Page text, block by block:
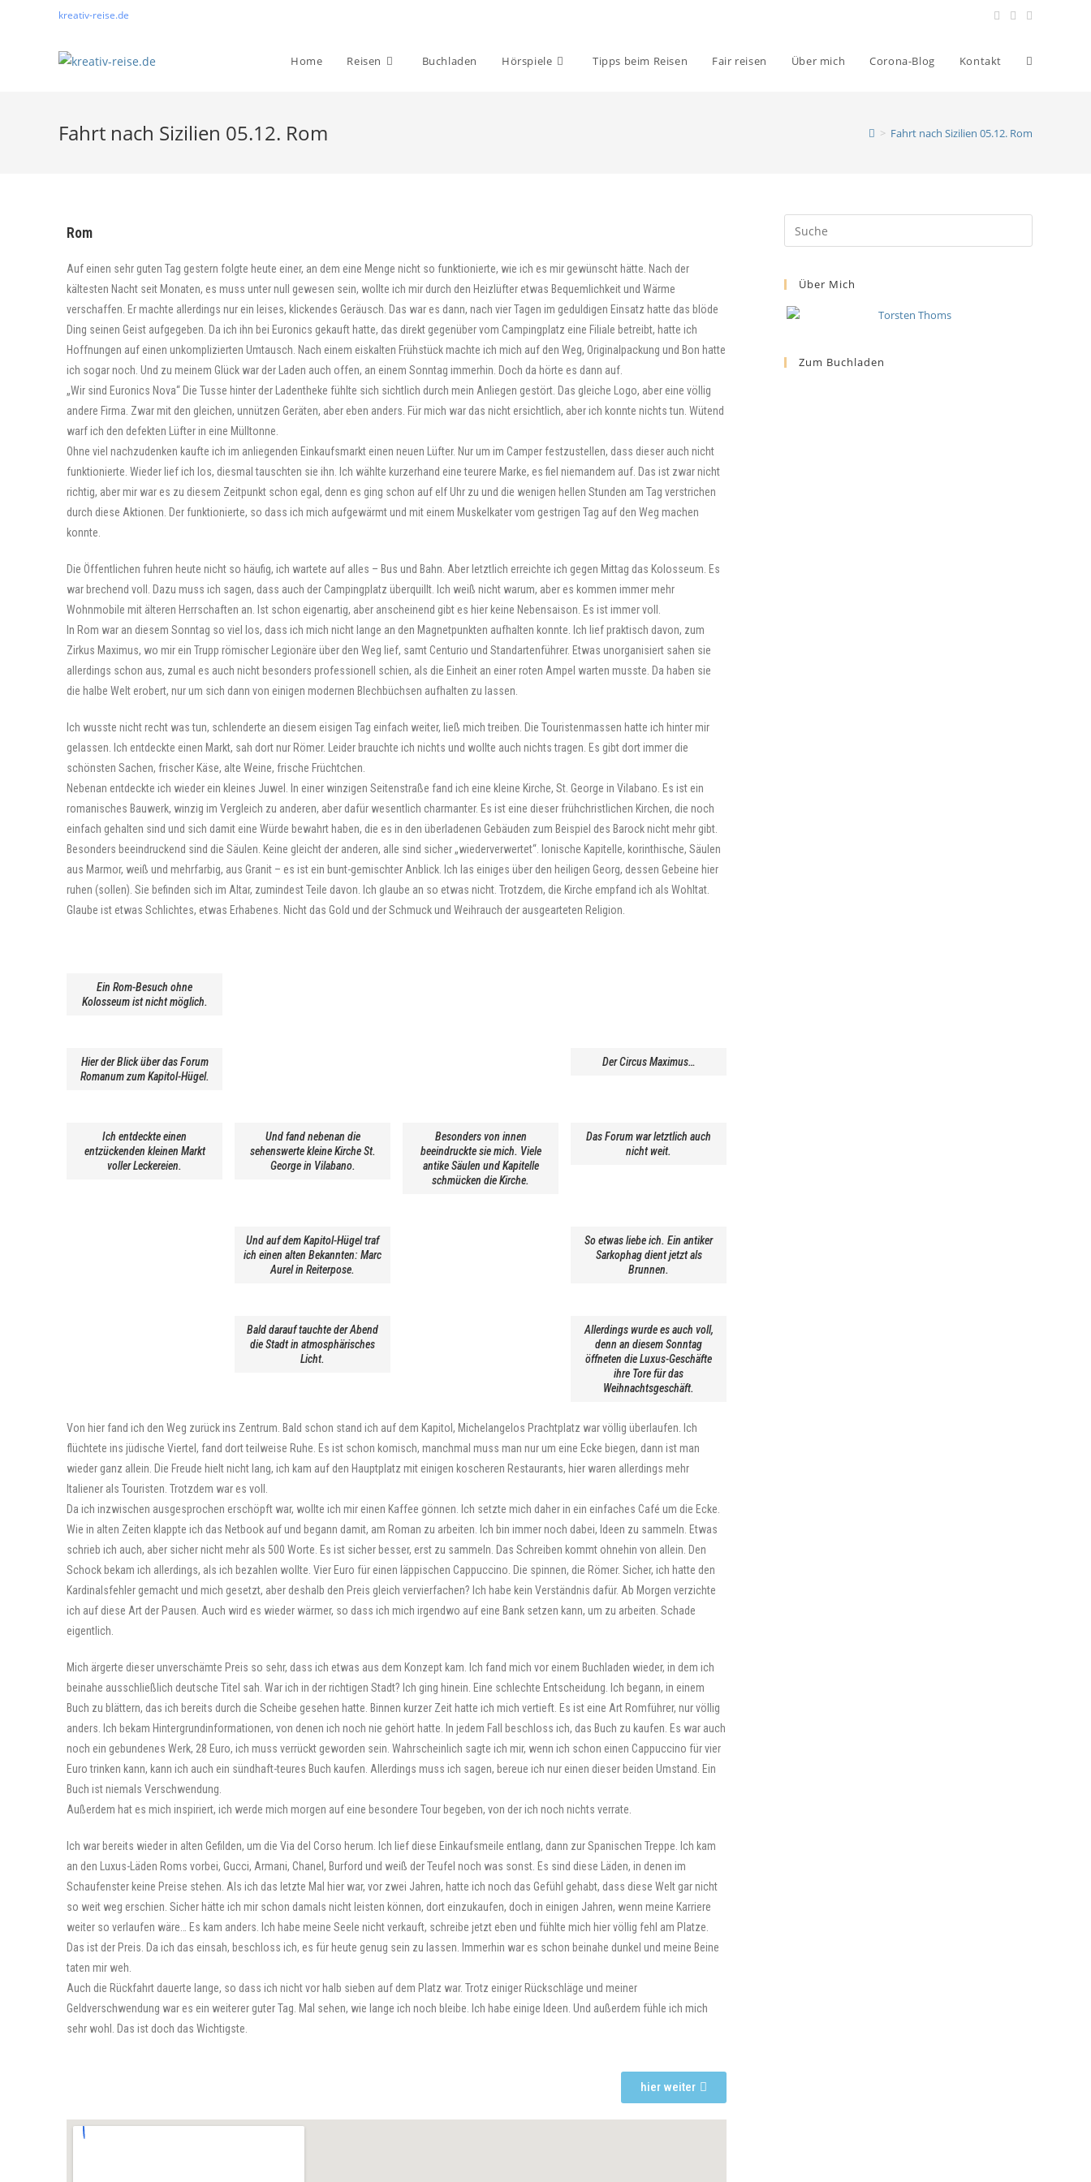
kreativ-reise.de
Home Reisen Buchladen Hörspiele Tipps beim Reisen Fair reisen Über mich Corona-Blog Kontakt
Fahrt nach Sizilien 05.12. Rom > Fahrt nach Sizilien 05.12. Rom
Rom
Auf einen sehr guten Tag gestern folgte heute einer, an dem eine Menge nicht so funktionierte, wie ich es mir gewünscht hätte. Nach der
kältesten Nacht seit Monaten, es muss unter null gewesen sein, wollte ich mir durch den Heizlüfter etwas Bequemlichkeit und Wärme
verschaffen. Er machte allerdings nur ein leises, klickendes Geräusch. Das war es dann, nach vier Tagen im geduldigen Einsatz hatte das blöde
Ding seinen Geist aufgegeben. Da ich ihn bei Euronics gekauft hatte, das direkt gegenüber vom Campingplatz eine Filiale betreibt, hatte ich
Hoffnungen auf einen unkomplizierten Umtausch. Nach einem eiskalten Frühstück machte ich mich auf den Weg, Originalpackung und Bon hatte
ich sogar noch. Und zu meinem Glück war der Laden auch offen, an einem Sonntag immerhin. Doch da hörte es dann auf.
„Wir sind Euronics Nova“ Die Tusse hinter der Ladentheke fühlte sich sichtlich durch mein Anliegen gestört. Das gleiche Logo, aber eine völlig
andere Firma. Zwar mit den gleichen, unnützen Geräten, aber eben anders. Für mich war das nicht ersichtlich, aber ich konnte nichts tun. Wütend
warf ich den defekten Lüfter in eine Mülltonne.
Ohne viel nachzudenken kaufte ich im anliegenden Einkaufsmarkt einen neuen Lüfter. Nur um im Camper festzustellen, dass dieser auch nicht
funktionierte. Wieder lief ich los, diesmal tauschten sie ihn. Ich wählte kurzerhand eine teurere Marke, es fiel niemandem auf. Das ist zwar nicht
richtig, aber mir war es zu diesem Zeitpunkt schon egal, denn es ging schon auf elf Uhr zu und die wenigen hellen Stunden am Tag verstrichen
durch diese Aktionen. Der funktionierte, so dass ich mich aufgewärmt und mit einem Muskelkater vom gestrigen Tag auf den Weg machen
konnte.
Die Öffentlichen fuhren heute nicht so häufig, ich wartete auf alles – Bus und Bahn. Aber letztlich erreichte ich gegen Mittag das Kolosseum. Es
war brechend voll. Dazu muss ich sagen, dass auch der Campingplatz überquillt. Ich weiß nicht warum, aber es kommen immer mehr
Wohnmobile mit älteren Herrschaften an. Ist schon eigenartig, aber anscheinend gibt es hier keine Nebensaison. Es ist immer voll.
In Rom war an diesem Sonntag so viel los, dass ich mich nicht lange an den Magnetpunkten aufhalten konnte. Ich lief praktisch davon, zum
Zirkus Maximus, wo mir ein Trupp römischer Legionäre über den Weg lief, samt Centurio und Standartenführer. Etwas unorganisiert sahen sie
allerdings schon aus, zumal es auch nicht besonders professionell schien, als die Einheit an einer roten Ampel warten musste. Da haben sie
die halbe Welt erobert, nur um sich dann von einigen modernen Blechbüchsen aufhalten zu lassen.
Ich wusste nicht recht was tun, schlenderte an diesem eisigen Tag einfach weiter, ließ mich treiben. Die Touristenmassen hatte ich hinter mir
gelassen. Ich entdeckte einen Markt, sah dort nur Römer. Leider brauchte ich nichts und wollte auch nichts tragen. Es gibt dort immer die
schönsten Sachen, frischer Käse, alte Weine, frische Früchtchen.
Nebenan entdeckte ich wieder ein kleines Juwel. In einer winzigen Seitenstraße fand ich eine kleine Kirche, St. George in Vilabano. Es ist ein
romanisches Bauwerk, winzig im Vergleich zu anderen, aber dafür wesentlich charmanter. Es ist eine dieser frühchristlichen Kirchen, die noch
einfach gehalten sind und sich damit eine Würde bewahrt haben, die es in den überladenen Gebäuden zum Beispiel des Barock nicht mehr gibt.
Besonders beeindruckend sind die Säulen. Keine gleicht der anderen, alle sind sicher „wiederverwertet“. Ionische Kapitelle, korinthische, Säulen
aus Marmor, weiß und mehrfarbig, aus Granit – es ist ein bunt-gemischter Anblick. Ich las einiges über den heiligen Georg, dessen Gebeine hier
ruhen (sollen). Sie befinden sich im Altar, zumindest Teile davon. Ich glaube an so etwas nicht. Trotzdem, die Kirche empfand ich als Wohltat.
Glaube ist etwas Schlichtes, etwas Erhabenes. Nicht das Gold und der Schmuck und Weihrauch der ausgearteten Religion.
Ein Rom-Besuch ohne
Kolosseum ist nicht möglich.
Hier der Blick über das Forum
Romanum zum Kapitol-Hügel.
Der Circus Maximus…
Ich entdeckte einen
entzückenden kleinen Markt
voller Leckereien.
Und fand nebenan die
sehenswerte kleine Kirche St.
George in Vilabano.
Besonders von innen
beeindruckte sie mich. Viele
antike Säulen und Kapitelle
schmücken die Kirche.
Das Forum war letztlich auch
nicht weit.
Und auf dem Kapitol-Hügel traf
ich einen alten Bekannten: Marc
Aurel in Reiterpose.
So etwas liebe ich. Ein antiker
Sarkophag dient jetzt als
Brunnen.
Bald darauf tauchte der Abend
die Stadt in atmosphärisches
Licht.
Allerdings wurde es auch voll,
denn an diesem Sonntag
öffneten die Luxus-Geschäfte
ihre Tore für das
Weihnachtsgeschäft.
Von hier fand ich den Weg zurück ins Zentrum. Bald schon stand ich auf dem Kapitol, Michelangelos Prachtplatz war völlig überlaufen. Ich
flüchtete ins jüdische Viertel, fand dort teilweise Ruhe. Es ist schon komisch, manchmal muss man nur um eine Ecke biegen, dann ist man
wieder ganz allein. Die Freude hielt nicht lang, ich kam auf den Hauptplatz mit einigen koscheren Restaurants, hier waren allerdings mehr
Italiener als Touristen. Trotzdem war es voll.
Da ich inzwischen ausgesprochen erschöpft war, wollte ich mir einen Kaffee gönnen. Ich setzte mich daher in ein einfaches Café um die Ecke.
Wie in alten Zeiten klappte ich das Netbook auf und begann damit, am Roman zu arbeiten. Ich bin immer noch dabei, Ideen zu sammeln. Etwas
schrieb ich auch, aber sicher nicht mehr als 500 Worte. Es ist sicher besser, erst zu sammeln. Das Schreiben kommt ohnehin von allein. Den
Schock bekam ich allerdings, als ich bezahlen wollte. Vier Euro für einen läppischen Cappuccino. Die spinnen, die Römer. Sicher, ich hatte den
Kardinalsfehler gemacht und mich gesetzt, aber deshalb den Preis gleich vervierfachen? Ich habe kein Verständnis dafür. Ab Morgen verzichte
ich auf diese Art der Pausen. Auch wird es wieder wärmer, so dass ich mich irgendwo auf eine Bank setzen kann, um zu arbeiten. Schade
eigentlich.
Mich ärgerte dieser unverschämte Preis so sehr, dass ich etwas aus dem Konzept kam. Ich fand mich vor einem Buchladen wieder, in dem ich
beinahe ausschließlich deutsche Titel sah. War ich in der richtigen Stadt? Ich ging hinein. Eine schlechte Entscheidung. Ich begann, in einem
Buch zu blättern, das ich bereits durch die Scheibe gesehen hatte. Binnen kurzer Zeit hatte ich mich vertieft. Es ist eine Art Romführer, nur völlig
anders. Ich bekam Hintergrundinformationen, von denen ich noch nie gehört hatte. In jedem Fall beschloss ich, das Buch zu kaufen. Es war auch
noch ein gebundenes Werk, 28 Euro, ich muss verrückt geworden sein. Wahrscheinlich sagte ich mir, wenn ich schon einen Cappuccino für vier
Euro trinken kann, kann ich auch ein sündhaft-teures Buch kaufen. Allerdings muss ich sagen, bereue ich nur einen dieser beiden Umstand. Ein
Buch ist niemals Verschwendung.
Außerdem hat es mich inspiriert, ich werde mich morgen auf eine besondere Tour begeben, von der ich noch nichts verrate.
Ich war bereits wieder in alten Gefilden, um die Via del Corso herum. Ich lief diese Einkaufsmeile entlang, dann zur Spanischen Treppe. Ich kam
an den Luxus-Läden Roms vorbei, Gucci, Armani, Chanel, Burford und weiß der Teufel noch was sonst. Es sind diese Läden, in denen im
Schaufenster keine Preise stehen. Als ich das letzte Mal hier war, vor zwei Jahren, hatte ich noch das Gefühl gehabt, dass diese Welt gar nicht
so weit weg erschien. Sicher hätte ich mir schon damals nicht leisten können, dort einzukaufen, doch in einigen Jahren, wenn meine Karriere
weiter so verlaufen wäre… Es kam anders. Ich habe meine Seele nicht verkauft, schreibe jetzt eben und fühlte mich hier völlig fehl am Platze.
Das ist der Preis. Da ich das einsah, beschloss ich, es für heute genug sein zu lassen. Immerhin war es schon beinahe dunkel und meine Beine
taten mir weh.
Auch die Rückfahrt dauerte lange, so dass ich nicht vor halb sieben auf dem Platz war. Trotz einiger Rückschläge und meiner
Geldverschwendung war es ein weiterer guter Tag. Mal sehen, wie lange ich noch bleibe. Ich habe einige Ideen. Und außerdem fühle ich mich
sehr wohl. Das ist doch das Wichtigste.
hier weiter
Über Mich
Zum Buchladen